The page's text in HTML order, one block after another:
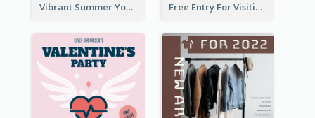
Vibrant Summer Youth Flyer Design Templates Free Entry For Visiting Art Fest Flyer